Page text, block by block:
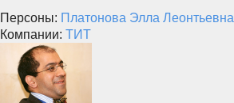
Персоны: Платонова Элла Леонтьевна
Компании: ТИТ